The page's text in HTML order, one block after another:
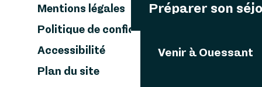
Préparer son
Venir à Ouessant
Mentions légales
Politique de confidentialité
Accessibilité
Plan du site